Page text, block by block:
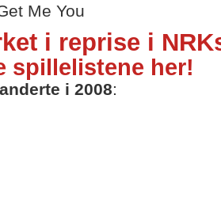
Me You
i reprise i
spillelistene her!
i 2008: